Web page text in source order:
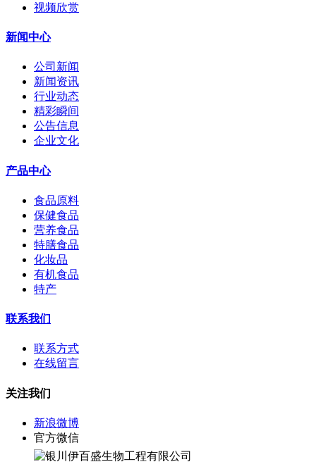
视频欣赏
新闻中心
公司新闻
新闻资讯
行业动态
精彩瞬间
公告信息
企业文化
产品中心
食品原料
保健食品
营养食品
特膳食品
化妆品
有机食品
特产
联系我们
联系方式
在线留言
关注我们
新浪微博
官方微信